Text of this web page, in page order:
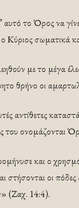
αυτό το Όρος να
ο Κύριος σωματικά
με το μέγα
θρήνο οι
αντίθετες
του ονομάζονται
και ο
στήσονται οι
(Ζαχ. 14:4).